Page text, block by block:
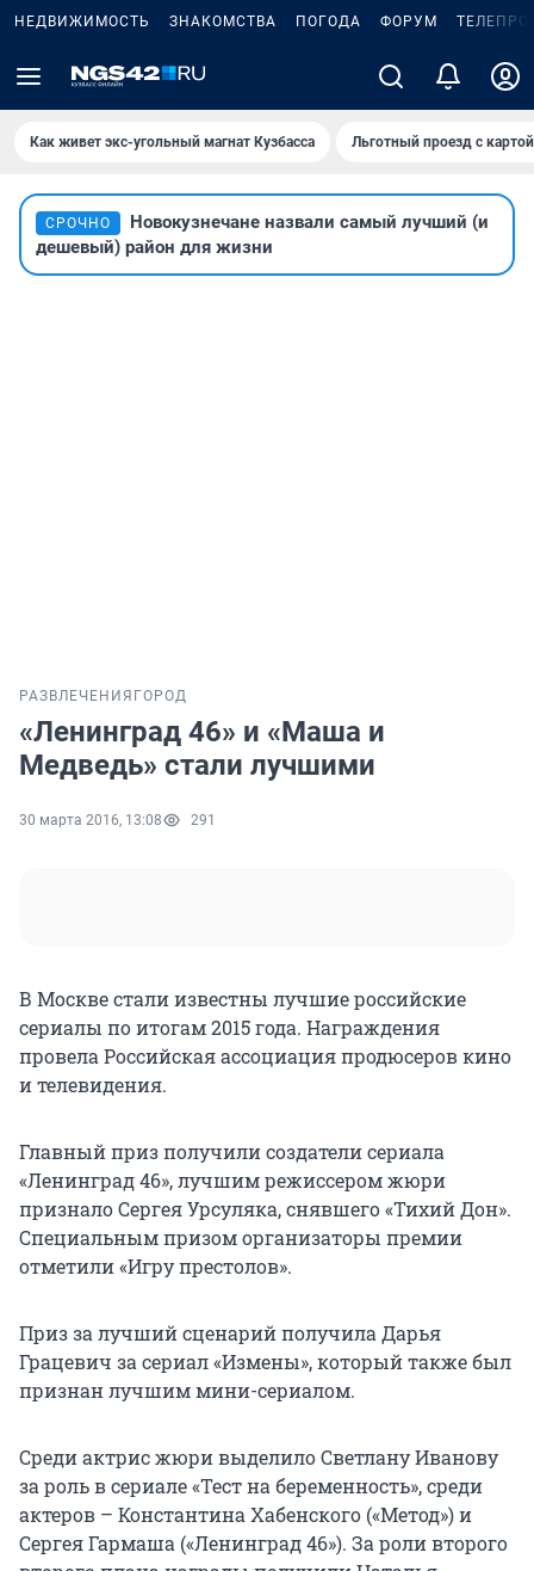
НЕДВИЖИМОСТЬ ЗНАКОМСТВА ПОГОДА ФОРУМ
Как живет экс-угольный магнат Кузбасса Льготный проезд с
СРОЧНО
Новокузнечане назвали самый лучший (и
дешевый) район для жизни
РАЗВЛЕЧЕНИЯ ГОРОД
«Ленинград 46» и «Маша и
Медведь» стали лучшими
30 марта 2016, 13:08 291
В Москве стали известны лучшие российские
сериалы по итогам 2015 года. Награждения
провела Российская ассоциация продюсеров кино
и телевидения.
Главный приз получили создатели сериала
«Ленинград 46», лучшим режиссером жюри
признало Сергея Урсуляка, снявшего «Тихий Дон».
Специальным призом организаторы премии
отметили «Игру престолов».
Приз за лучший сценарий получила Дарья
Грацевич за сериал «Измены», который также был
признан лучшим мини-сериалом.
Среди актрис жюри выделило Светлану Иванову
за роль в сериале «Тест на беременность», среди
актеров – Константина Хабенского («Метод») и
Сергея Гармаша («Ленинград 46»). За роли второго